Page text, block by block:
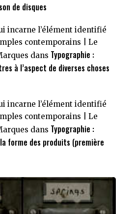
de disques
incarne l’élément identifié
contemporains | Le
dans Typographie :
à l’aspect de diverses choses
incarne l’élément identifié
contemporains | Le
dans Typographie :
forme des produits (première